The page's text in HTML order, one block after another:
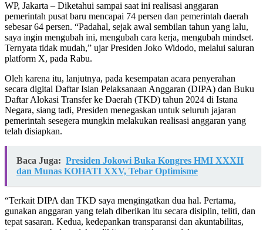
WP, Jakarta – Diketahui sampai saat ini realisasi anggaran
pemerintah pusat baru mencapai 74 persen dan pemerintah daerah
sebesar 64 persen. “Padahal, sejak awal sembilan tahun yang lalu,
saya ingin mengubah ini, mengubah cara kerja, mengubah mindset.
Ternyata tidak mudah,” ujar Presiden Joko Widodo, melalui saluran
platform X, pada Rabu.
Oleh karena itu, lanjutnya, pada kesempatan acara penyerahan
secara digital Daftar Isian Pelaksanaan Anggaran (DIPA) dan Buku
Daftar Alokasi Transfer ke Daerah (TKD) tahun 2024 di Istana
Negara, siang tadi, Presiden menegaskan untuk seluruh jajaran
pemerintah sesegera mungkin melakukan realisasi anggaran yang
telah disiapkan.
Baca Juga: Presiden Jokowi Buka Kongres HMI XXXII
dan Munas KOHATI XXV, Tebar Optimisme
“Terkait DIPA dan TKD saya mengingatkan dua hal. Pertama,
gunakan anggaran yang telah diberikan itu secara disiplin, teliti, dan
tepat sasaran. Kedua, kedepankan transparansi dan akuntabilitas,